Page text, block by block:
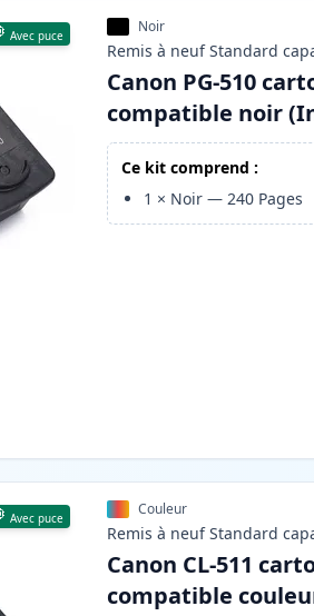
Avec puce Noir
Remis à neuf Standard
Canon PG-510
compatible noir
Ce kit comprend :
1 × Noir —240 Pages
Avec puce Couleur
Remis à neuf Standard
Canon CL-511
compatible